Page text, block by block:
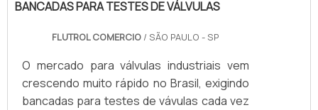
BANCADAS PARA TESTES DE VÁLVULAS
FLUTROL COMERCIO / SÃO PAULO - SP
O mercado para válvulas industriais vem
crescendo muito rápido no Brasil, exigindo
bancadas para testes de vávulas cada vez